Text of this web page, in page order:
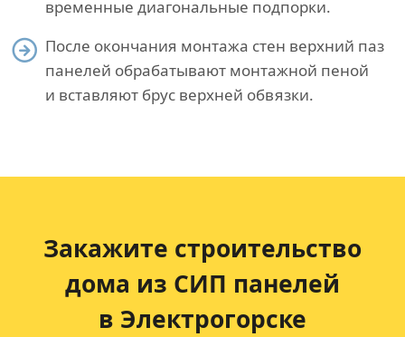
временные диагональные подпорки.
После окончания монтажа стен верхний паз
панелей обрабатывают монтажной пеной
и вставляют брус верхней обвязки.
Закажите строительство
дома из СИП панелей
в Электрогорске